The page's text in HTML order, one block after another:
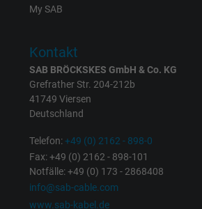
Name
Anbieter
Laufzeit 1 Jahr
Zweck
Name act, Facebook Pixel
Anbieter Facebook Ireland Ltd.
My SAB
Kontakt
SAB BRÖCKSKES GmbH & Co. KG
Grefrather Str. 204-212b
41749 Viersen
Deutschland
Telefon:+49 (0) 2162 - 898-0
Fax: +49 (0) 2162 - 898-101
Notfälle: +49 (0) 173 - 2868408
info@sab-cable.com
www.sab-kabel.de